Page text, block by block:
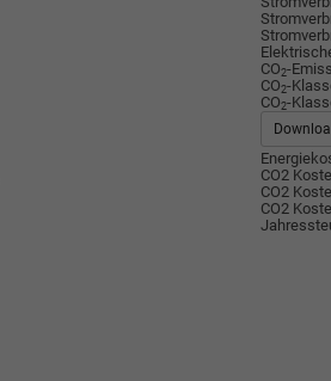
CO2-
CO2-
CO2-
CO2
CO2
CO2